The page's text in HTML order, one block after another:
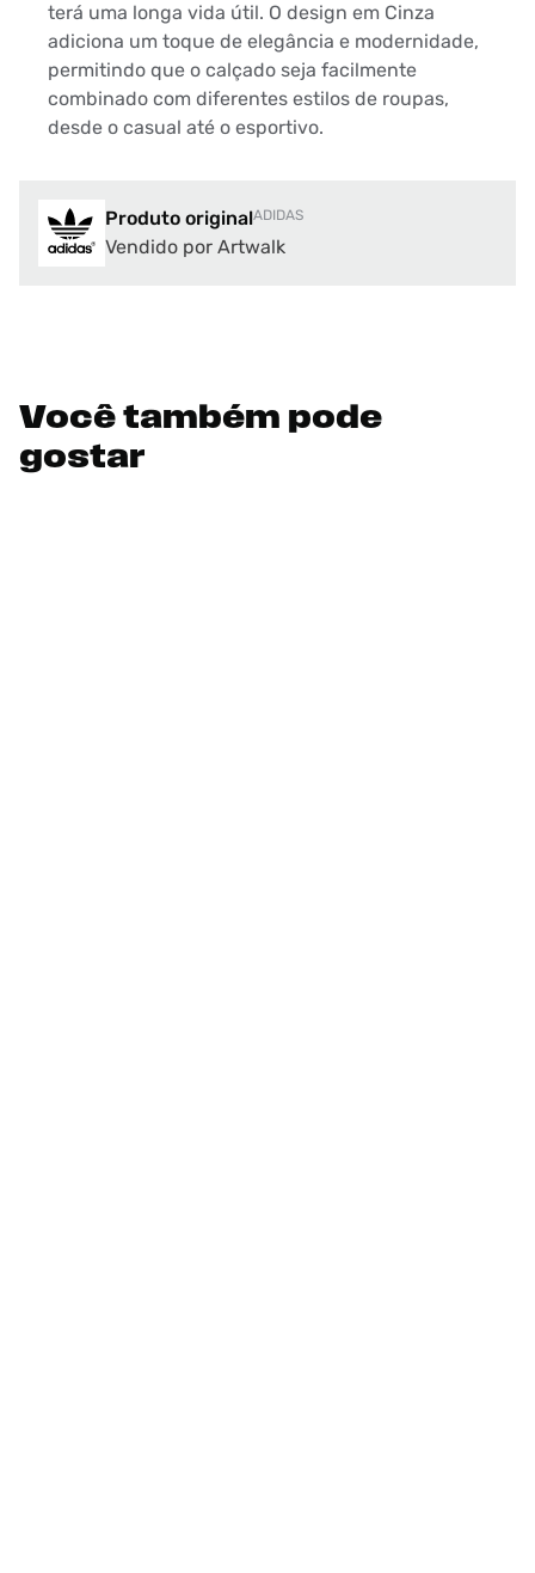
terá uma longa vida útil. O design em Cinza
adiciona um toque de elegância e modernidade,
permitindo que o calçado seja facilmente
combinado com diferentes estilos de roupas,
desde o casual até o esportivo.
Produto originalADIDAS
Vendido por Artwalk
Você também pode
gostar